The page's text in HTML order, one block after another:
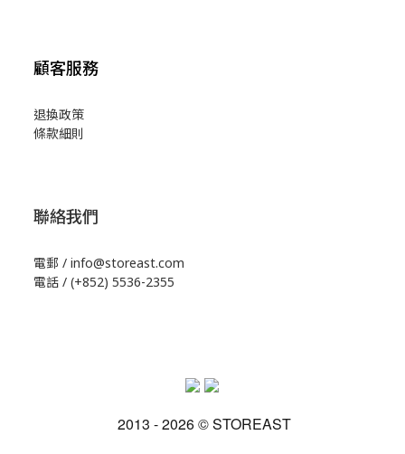
顧客服務
退換政策
條款細則
聯絡我們
電郵 / info@storeast.com
電話 / (+852) 5536-2355
2013 - 2026 © STOREAST